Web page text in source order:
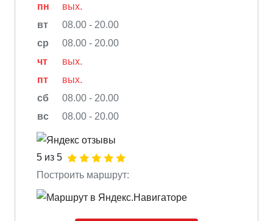
пн
вых.
вт
08.00 - 20.00
ср
08.00 - 20.00
чт
вых.
пт
вых.
сб
08.00 - 20.00
вс
08.00 - 20.00
5 из 5
Построить маршрут: